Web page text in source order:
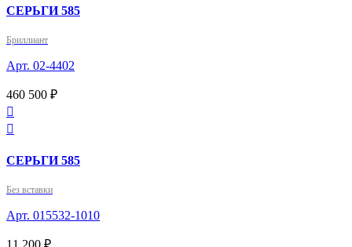
СЕРЬГИ 585
Бриллиант
Арт. 02-4402
460 500 ₽


СЕРЬГИ 585
Без вставки
Арт. 015532-1010